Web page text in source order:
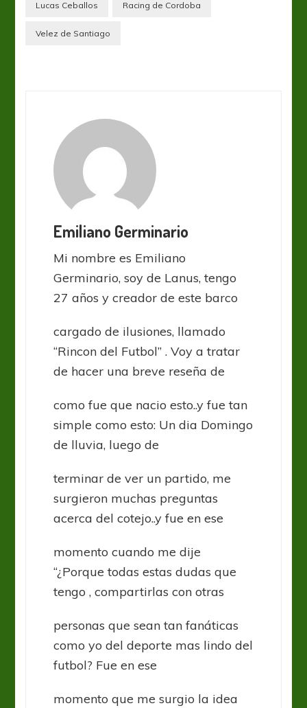
Lucas Ceballos Racing de Cordoba
Velez de Santiago
Emiliano Germinario
Mi nombre es Emiliano
Germinario, soy de Lanus, tengo
27 años y creador de este barco
cargado de ilusiones, llamado
“Rincon del Futbol” . Voy a tratar
de hacer una breve reseña de
como fue que nacio esto..y fue tan
simple como esto: Un dia Domingo
de lluvia, luego de
terminar de ver un partido, me
surgieron muchas preguntas
acerca del cotejo..y fue en ese
momento cuando me dije
“¿Porque todas estas dudas que
tengo , compartirlas con otras
personas que sean tan fanáticas
como yo del deporte mas lindo del
futbol? Fue en ese
momento que me surgio la idea